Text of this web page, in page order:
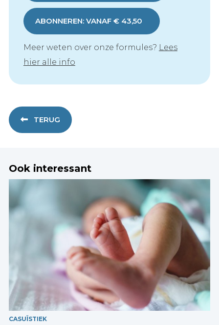
ABONNEREN: VANAF € 43,50
Meer weten over onze formules? Lees
hier alle info
TERUG
Ook interessant
CASUÏSTIEK